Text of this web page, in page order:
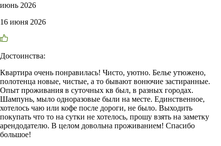
июнь 2026
16 июня 2026
Достоинства:
Квартира очень понравилась! Чисто, уютно. Белье утюжено,
полотенца новые, чистые, а то бывают вонючие застиранные.
Опыт проживания в суточных кв был, в разных городах.
Шампунь, мыло одноразовые были на месте. Единственное,
хотелось чаю или кофе после дороги, не было. Выходить
покупать что то на сутки не хотелось, прошу взять на заметку
арендодателю. В целом довольна проживанием! Спасибо
большое!